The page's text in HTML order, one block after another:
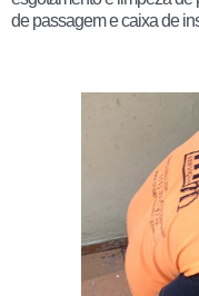
de passagem e caixa de